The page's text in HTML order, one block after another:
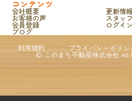
コンテンツ
会社概要 更新情報
お客様の声 スタッ
会員登録 ログイン
ブログ
利用規約
プライバシーポリシ
© このまち不動産株式会社 All